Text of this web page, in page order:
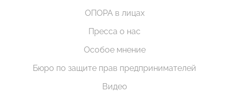
ОПОРА в лицах
Пресса о нас
Особое мнение
Бюро по защите прав предпринимателей
Видео